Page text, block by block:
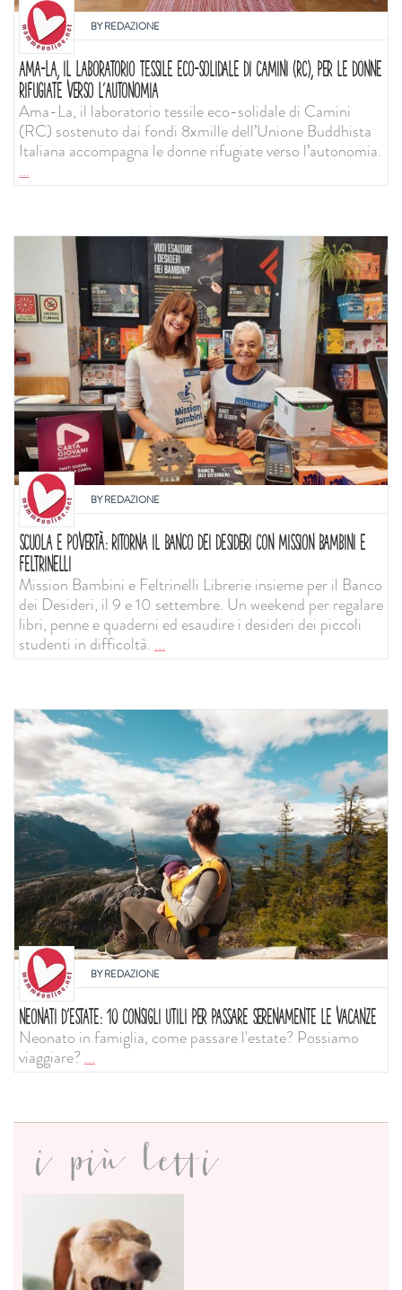
BYREDAZIONE
AMA-LA, IL LABORATORIO TESSILE ECO-SOLIDALE DI CAMINI (RC), PER LE DONNE
RIFUGIATE VERSO L’AUTONOMIA
Ama-La, il laboratorio tessile eco-solidale di Camini
(RC) sostenuto dai fondi 8xmille dell’Unione Buddhista
Italiana accompagna le donne rifugiate verso l’autonomia.
...
BYREDAZIONE
SCUOLA E POVERTÀ: RITORNA IL BANCO DEI DESIDERI CON MISSION BAMBINI E
FELTRINELLI
Mission Bambini e Feltrinelli Librerie insieme per il Banco
dei Desideri, il 9 e 10 settembre. Un weekend per regalare
libri, penne e quaderni ed esaudire i desideri dei piccoli
studenti in difficoltà....
BYREDAZIONE
NEONATI D'ESTATE: 10 CONSIGLI UTILI PER PASSARE SERENAMENTE LE VACANZE
Neonato in famiglia, come passare l'estate? Possiamo
viaggiare?...
i più letti